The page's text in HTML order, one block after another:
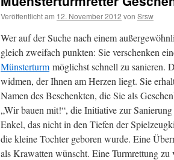
Veröffentlicht am 12. November 2012 von Srsw
Wer auf der Suche nach einem
gleich zweifach punkten: Sie verschenken
Münsterturm möglichst schnell zu sanieren.
widmen, der Ihnen am Herzen liegt. Sie
Namen des Beschenkten, die Sie als
„Wir bauen mit!“, die Initiative zur
Enkel, das nicht in den Tiefen der
die kleine Tochter geboren wurde. Eine
als Krawatten wünscht. Eine Turmrettung zu